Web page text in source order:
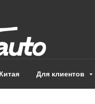
Для клиентов